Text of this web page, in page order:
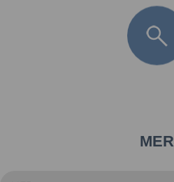
MER